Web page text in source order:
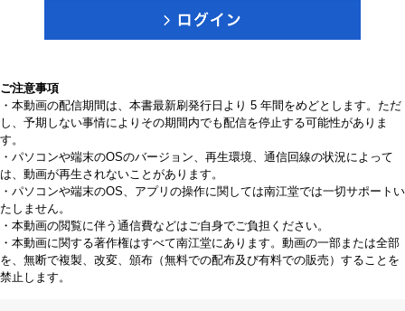
ご注意事項
・本動画の配信期間は、本書最新刷発行日より 5 年間をめどとします。ただ
し、予期しない事情によりその期間内でも配信を停止する可能性がありま
す。
・パソコンや端末のOSのバージョン、再生環境、通信回線の状況によって
は、動画が再生されないことがあります。
・パソコンや端末のOS、アプリの操作に関しては南江堂では一切サポートい
たしません。
・本動画の閲覧に伴う通信費などはご自身でご負担ください。
・本動画に関する著作権はすべて南江堂にあります。動画の一部または全部
を、無断で複製、改変、頒布（無料での配布及び有料での販売）することを
禁止します。